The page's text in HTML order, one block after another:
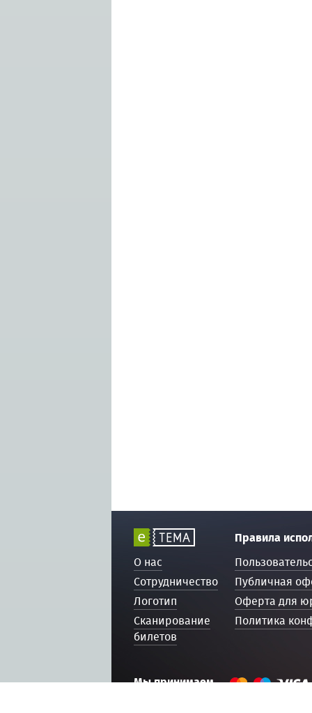
О нас
Сотрудничество
Логотип
Сканирование
билетов
Правила
Публичная
Оферта для
Политика
Мы принимаем